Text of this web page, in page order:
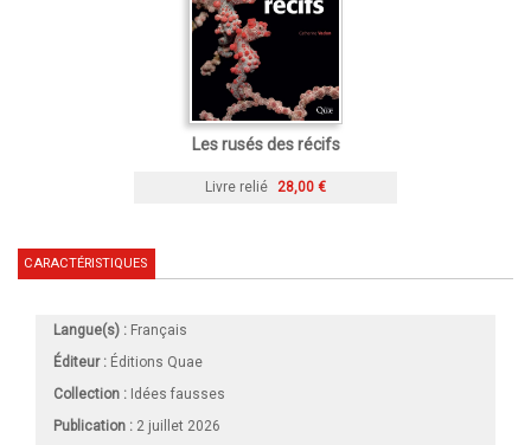
Les rusés des récifs
Livre relié 28,00 €
CARACTÉRISTIQUES
Langue(s) : Français
Éditeur : Éditions Quae
Collection : Idées fausses
Publication : 2 juillet 2026